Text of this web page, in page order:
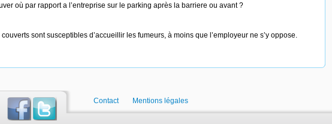
où par rapport a l’entreprise sur le parking après la barriere ou avant ?
sont susceptibles d’accueillir les fumeurs, à moins que l’employeur ne s’y oppose.
Contact Mentions légales